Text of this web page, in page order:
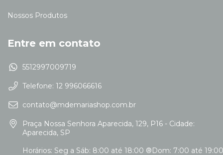
Nossos Produtos
Entre em contato
5512997009719
Telefone: 12 996066616
contato@mdemariashop.com.br
Praça Nossa Senhora Aparecida, 129, P16 - Cidade:
Aparecida, SP